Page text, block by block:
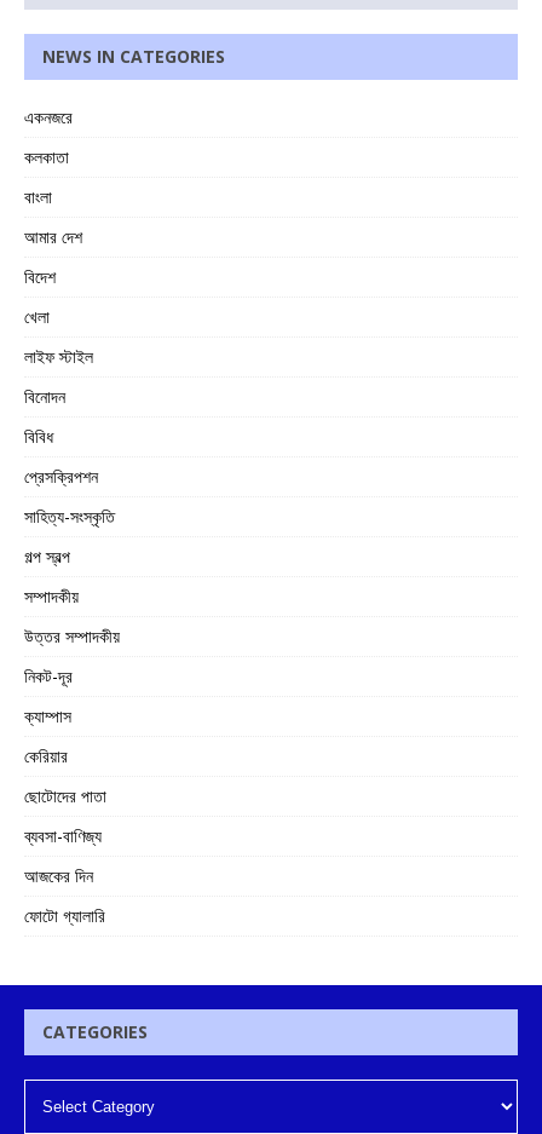
NEWS IN CATEGORIES
একনজরে
কলকাতা
বাংলা
আমার দেশ
বিদেশ
খেলা
লাইফ স্টাইল
বিনোদন
বিবিধ
প্রেসক্রিপশন
সাহিত্য-সংস্কৃতি
গল্প স্বল্প
সম্পাদকীয়
উত্তর সম্পাদকীয়
নিকট-দূর
ক্যাম্পাস
কেরিয়ার
ছোটোদের পাতা
ব্যবসা-বাণিজ্য
আজকের দিন
ফোটো গ্যালারি
CATEGORIES